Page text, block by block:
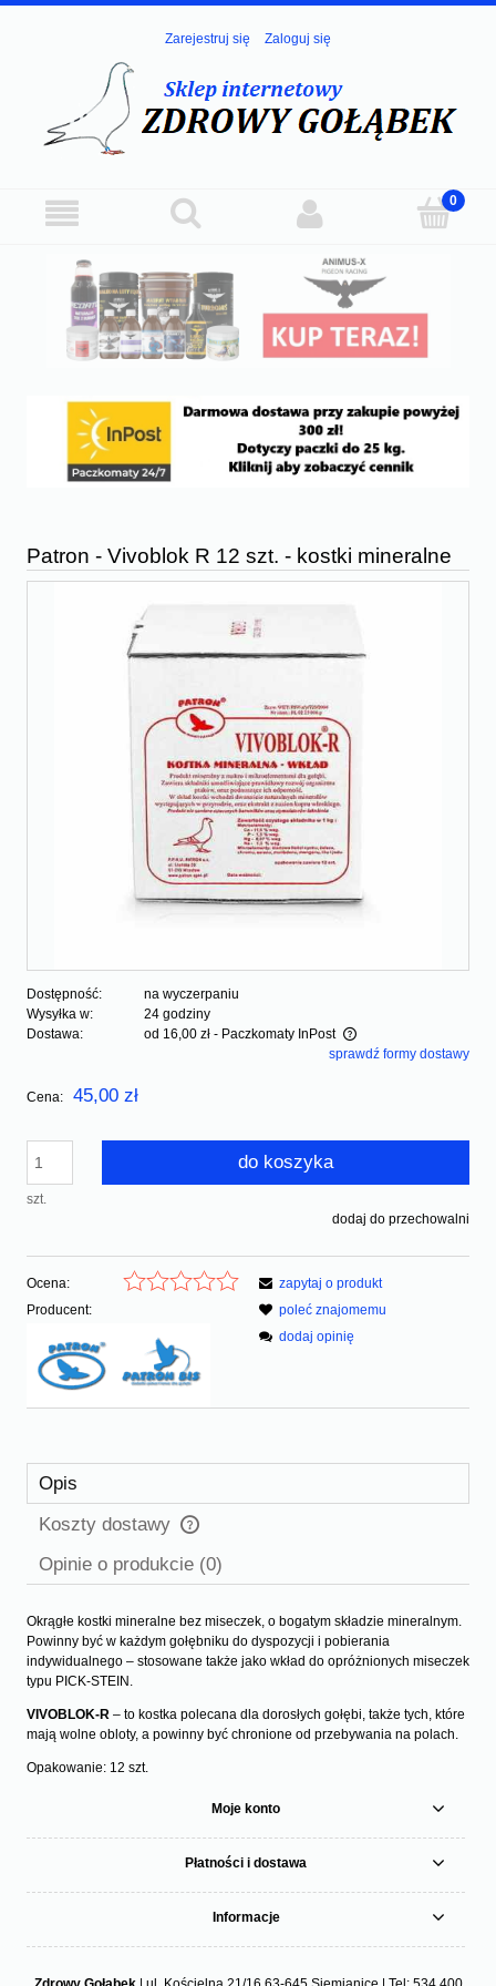
Zarejestruj się Zaloguj się
Patron - Vivoblok R 12 szt. - kostki mineralne
Dostępność:
na wyczerpaniu
Wysyłka w:
24 godziny
Dostawa:
od 16,00 zł - Paczkomaty InPost
Cena nie zawiera ewentualnych kosztów płatnościsprawdź formy dostawy
Cena: 45,00 zł
szt.
do koszyka
dodaj do przechowalni
Ocena:
Producent:
zapytaj o produkt
poleć znajomemu
dodaj opinię
Opis
Koszty dostawy
Cena nie zawiera ewentualnych kosztów płatności
Opinie o produkcie (0)
Okrągłe kostki mineralne bez miseczek, o bogatym składzie mineralnym.
Powinny być w każdym gołębniku do dyspozycji i pobierania
indywidualnego – stosowane także jako wkład do opróżnionych miseczek
typu PICK-STEIN.
VIVOBLOK-R – to kostka polecana dla dorosłych gołębi, także tych, które
mają wolne obloty, a powinny być chronione od przebywania na polach.
Opakowanie: 12 szt.
Moje konto
Płatności i dostawa
Informacje